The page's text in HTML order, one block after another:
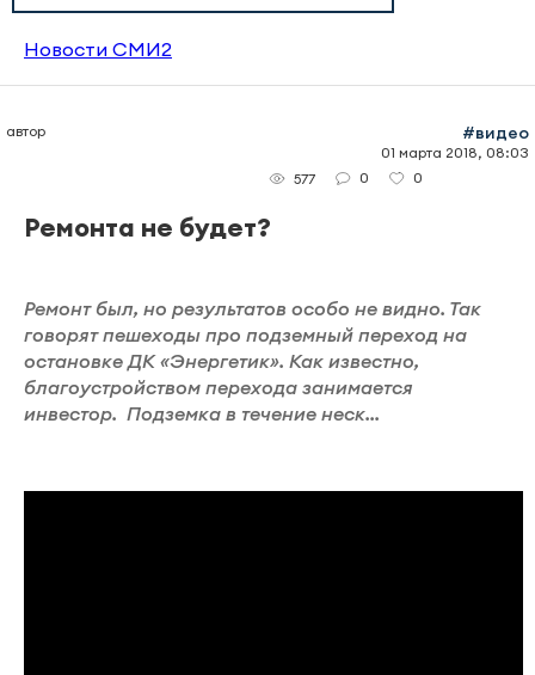
Новости СМИ2
автор #видео
01 марта 2018, 08:03
577
0 0
Ремонта не будет?
Ремонт был, но результатов особо не видно. Так
говорят пешеходы про подземный переход на
остановке ДК «Энергетик». Как известно,
благоустройством перехода занимается
инвестор. Подземка в течение неск...